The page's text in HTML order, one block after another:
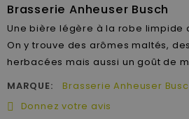
Brasserie Anheuser Busch
Une bière légère à la robe limpide
On y trouve des arômes maltés,
herbacées mais aussi un goût de
MARQUE:
Brasserie Anheuser
Donnez votre avis